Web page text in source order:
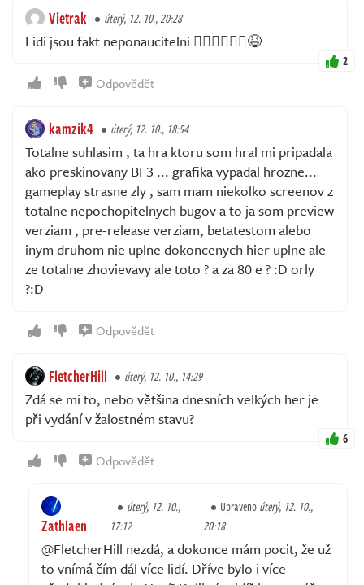
Vietrak úterý, 12. 10., 20:28
Lidi jsou fakt neponaucitelni 🤦🏼‍♂️🤷🏼‍♂️😆
2
Odpovědět
kamzik4 úterý, 12. 10., 18:54
Totalne suhlasim , ta hra ktoru som hral mi pripadala
ako preskinovany BF3 ... grafika vypadal hrozne...
gameplay strasne zly , sam mam niekolko screenov z
totalne nepochopitelnych bugov a to ja som preview
verziam , pre-release verziam, betatestom alebo
inym druhom nie uplne dokoncenych hier uplne ale
ze totalne zhovievavy ale toto ? a za 80 e ? :D orly
?:D
Odpovědět
FletcherHill úterý, 12. 10., 14:29
Zdá se mi to, nebo většina dnesních velkých her je
při vydání v žalostném stavu?
6
Odpovědět
Zathlaen
úterý, 12. 10.,
17:12
Upravenoúterý, 12. 10.,
20:18
@FletcherHill nezdá, a dokonce mám pocit, že už
to vnímá čím dál více lidí. Dříve bylo i více